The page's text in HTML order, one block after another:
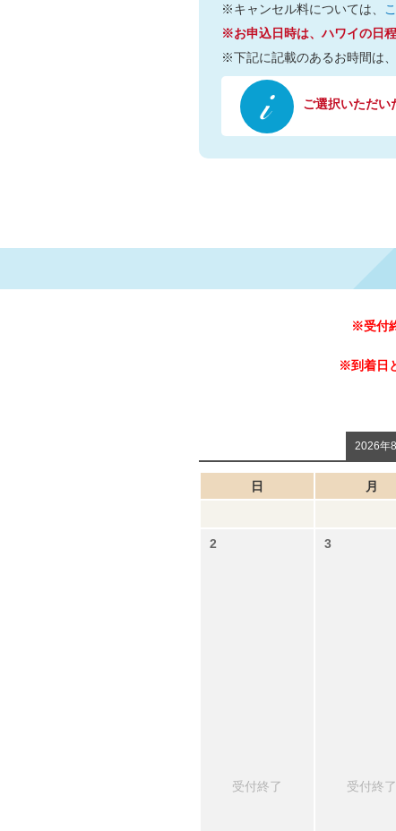
※キャンセル料については、
※お申込日時は、ハワイの日
※下記に記載のあるお時間は
ご選択いただ
※受付
※到着日
2026年
日 月
受付終了 受付終了